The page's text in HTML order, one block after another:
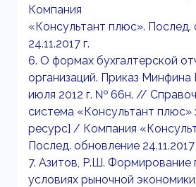
Компания
«Консультант плюс». Послед.
24.11.2017 г.
6. О формах бухгалтерской
организаций. Приказ Минфина
июля 2012 г. № 66н. //
система «Консультант плюс»
ресурс] / Компания
Послед. обновление 24.11.2017
7. Азитов, Р.Ш. Формирование
условиях рыночной